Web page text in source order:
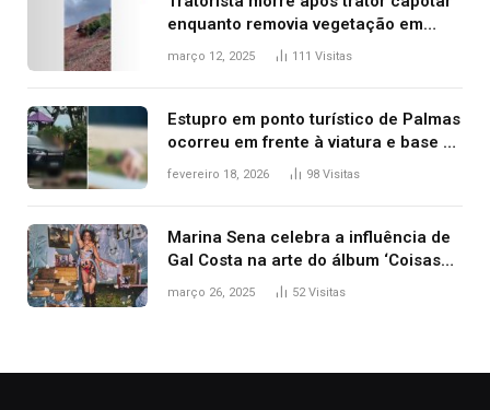
enquanto removia vegetação em
ribanceira de rodovia
março 12, 2025 111 Visitas
Estupro em ponto turístico de Palmas
ocorreu em frente à viatura e base de
segurança; polícia investiga
fevereiro 18, 2026 98 Visitas
Marina Sena celebra a influência de
Gal Costa na arte do álbum ‘Coisas
naturais’
março 26, 2025 52Visitas